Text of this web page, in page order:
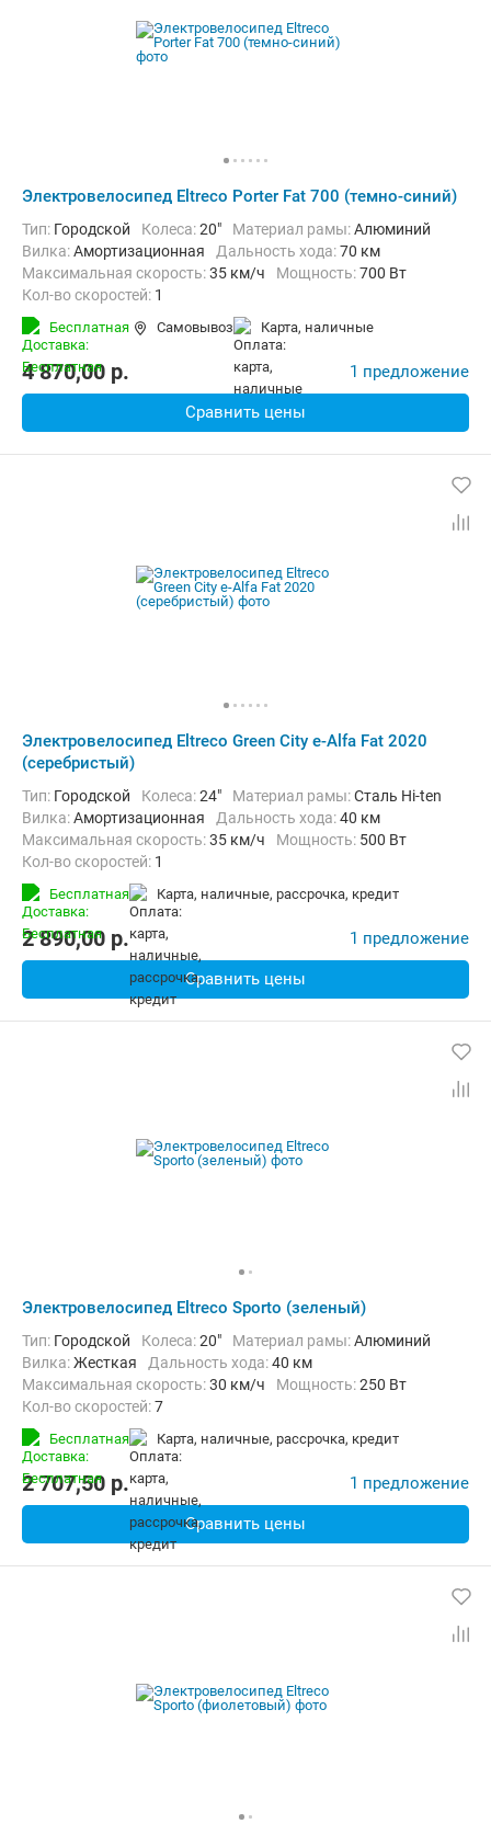
Электровелосипед Eltreco Porter Fat 700 (темно-синий)
Тип: Городской Колеса:20" Материал рамы:Алюминий
Вилка:Амортизационная Дальность хода:70 км
Максимальная скорость:35 км/ч Мощность:700 Вт
Кол-во скоростей: 1
Передний тормоз:
Дисковый механический
Задний тормоз: Барабанный ручной
Бесплатная Самовывоз карта, наличные
4 870,00 p. 1 предложение
Сравнить цены
Электровелосипед Eltreco Green City e-Alfa Fat 2020
(серебристый)
Тип: Городской Колеса:24" Материал рамы:Сталь Hi-ten
Вилка:Амортизационная Дальность хода:40 км
Максимальная скорость:35 км/ч Мощность: 500 Вт
Кол-во скоростей: 1
Передний тормоз:
Задний тормоз:Барабанный ручной Вес: 36 кг
Бесплатная карта, наличные, рассрочка, кредит
2 890,00 p. 1 предложение
Сравнить цены
Электровелосипед Eltreco Sporto (зеленый)
Тип: Городской Колеса:20" Материал рамы:Алюминий
Вилка:Жесткая Дальность хода:40 км
Максимальная скорость:30 км/ч Мощность:250 Вт
Кол-во скоростей:7
Передний тормоз:
Задний тормоз:Дисковый механический Вес: 17.25 кг
Бесплатная карта, наличные, рассрочка, кредит
2 707,50 p. 1 предложение
Сравнить цены